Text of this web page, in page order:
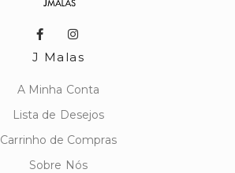
J Malas
A Minha Conta
Lista de Desejos
Carrinho de Compras
Sobre Nós